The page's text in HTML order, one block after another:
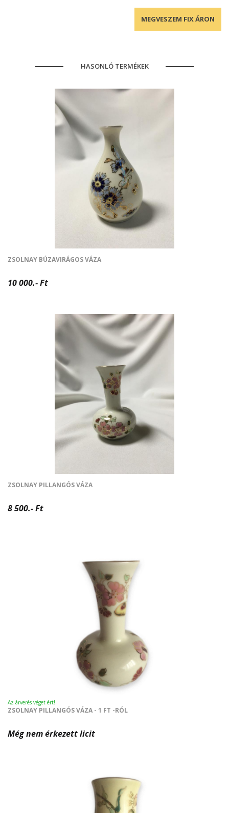
MEGVESZEM FIX ÁRON
HASONLÓ TERMÉKEK
ZSOLNAY BÚZAVIRÁGOS VÁZA
10 000.- Ft
ZSOLNAY PILLANGÓS VÁZA
8 500.- Ft
Az árverés véget ért!
ZSOLNAY PILLANGÓS VÁZA - 1 FT -RÓL
Még nem érkezett licit